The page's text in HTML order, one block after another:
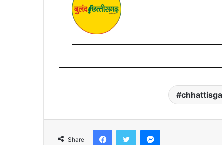
Share
FacebookTwitter Messenger